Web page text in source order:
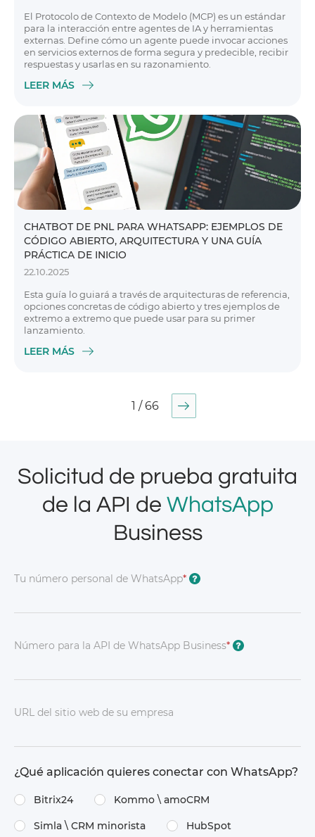
El Protocolo de Contexto de Modelo (MCP) es un estándar
para la interacción entre agentes de IA y herramientas
externas. Define cómo un agente puede invocar acciones
en servicios externos de forma segura y predecible, recibir
respuestas y usarlas en su razonamiento.
LEER MÁS
CHATBOT DE PNL PARA WHATSAPP: EJEMPLOS DE
CÓDIGO ABIERTO, ARQUITECTURA Y UNA GUÍA
PRÁCTICA DE INICIO
22.10.2025
Esta guía lo guiará a través de arquitecturas de referencia,
opciones concretas de código abierto y tres ejemplos de
extremo a extremo que puede usar para su primer
lanzamiento.
LEER MÁS
1 / 66
Solicitud de prueba gratuita
de la API de WhatsApp
Business
Tu número personal de WhatsApp* ?
Número para la API de WhatsApp Business* ?
URL del sitio web de su empresa
¿Qué aplicación quieres conectar con WhatsApp?
Bitrix24 Kommo \​ amoCRM
Simla \​ CRM minorista HubSpot